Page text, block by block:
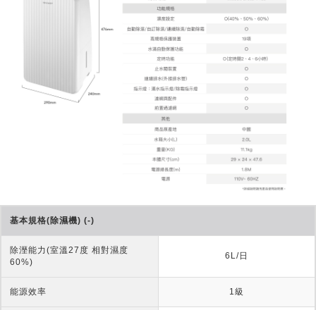
基本規格(除濕機) (-)
除溼能力(室溫27度 相對濕度
60%)
6L/日
能源效率 1級